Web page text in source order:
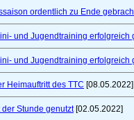
ordentlich zu Ende
und Jugendtraining erfolgreich
und Jugendtraining erfolgreich
Heimauftritt des TTC [08.05.2022]
der Stunde genutzt[02.05.2022]